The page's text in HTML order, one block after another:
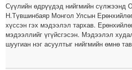
Сүүлийн өдрүүдэд нийгмийн сүлжээнд
Н.Түвшинбаяр Монгол Улсын
хүссэн гэх мэдээлэл тархав.
мэдээллийг үгүйсгэсэн. Мэдээлэл
шуугиан нэг асуултыг нийгмийн өмнө